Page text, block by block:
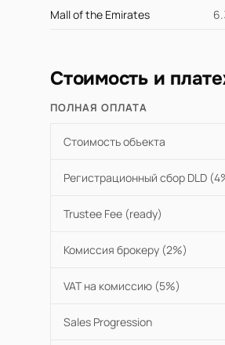
Mall of the Emirates
Стоимость и
ПОЛНАЯ ОПЛАТА
Стоимость объекта
Регистрационный сбор DLD
Trustee Fee (ready)
Комиссия брокеру (2%)
VAT на комиссию (5%)
Sales Progression